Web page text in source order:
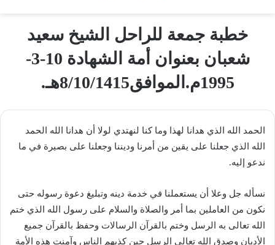
خطبة جمعة للراحل الشيخ سعيد
شعبان بعنوان أمة الشهادة 10-3-
1995م.الموافق8/10/1415هـ.
الحمد الله الذي هدانا لهذا وما كنا لنهتدي لولا أن هدانا الله الحمد
الله الذي جعلنا على يقين من أمرنا وديننا وجعلنا على بصيرة في ما
ندعو إليه.
نسأله جل وعلا أن يستعملنا في خدمة دينه وتبليغ دعوة رسوله حتى
نكون من العاملين بما أمر والصلاة والسلام على رسول الله الذي ختم
الله تعالى به الرسل وختم بالقرآن الرسالات وحفظ بالقرآن جميع
الأديان وصدق الله تعالى الرسل حين كذبهم الناس وآمنت هذه الأمة